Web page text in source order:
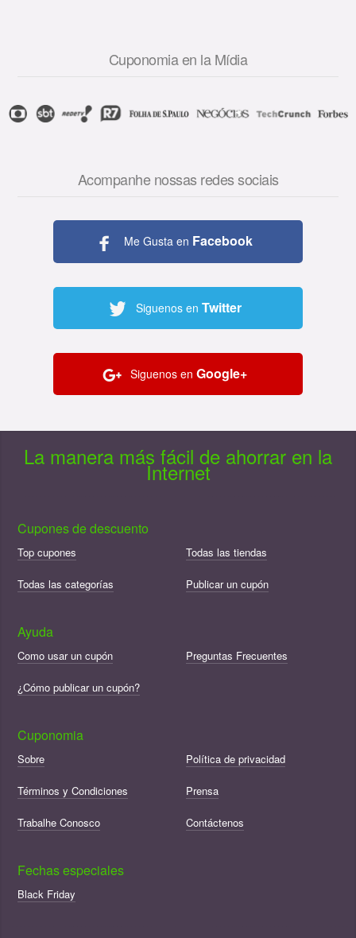
Cuponomia en la Mídia
Acompanhe nossas redes sociais
Me Gusta en Facebook
Siguenos en Twitter
Siguenos en Google+
La manera más fácil de ahorrar en la
Internet
Cupones de descuento
Top cupones Todas las tiendas
Todas las categorías Publicar un cupón
Ayuda
Como usar un cupón Preguntas Frecuentes
¿Cómo publicar un cupón?
Cuponomia
Sobre Política de privacidad
Términos y Condiciones Prensa
Trabalhe Conosco Contáctenos
Fechas especiales
Black Friday